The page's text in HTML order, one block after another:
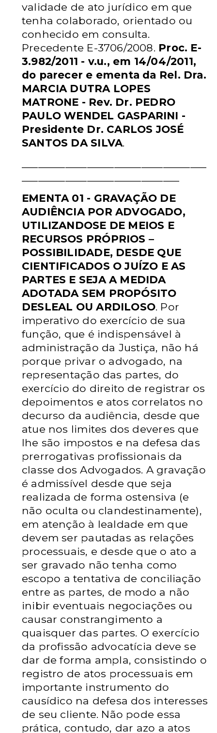
validade de ato jurídico em que
tenha colaborado, orientado ou
conhecido em consulta.
Precedente E-3706/2008. Proc. E-
3.982/2011 - v.u., em 14/04/2011,
do parecer e ementa da Rel. Dra.
MARCIA DUTRA LOPES
MATRONE - Rev. Dr. PEDRO
PAULO WENDEL GASPARINI -
Presidente Dr. CARLOS JOSÉ
SANTOS DA SILVA.
EMENTA 01 - GRAVAÇÃO DE
AUDIÊNCIA POR ADVOGADO,
UTILIZANDOSE DE MEIOS E
RECURSOS PRÓPRIOS –
POSSIBILIDADE, DESDE QUE
CIENTIFICADOS O JUÍZO E AS
PARTES E SEJA A MEDIDA
ADOTADA SEM PROPÓSITO
DESLEAL OU ARDILOSO. Por
imperativo do exercício de sua
função, que é indispensável à
administração da Justiça, não há
porque privar o advogado, na
representação das partes, do
exercício do direito de registrar os
depoimentos e atos correlatos no
decurso da audiência, desde que
atue nos limites dos deveres que
lhe são impostos e na defesa das
prerrogativas profissionais da
classe dos Advogados. A gravação
é admissível desde que seja
realizada de forma ostensiva (e
não oculta ou clandestinamente),
em atenção à lealdade em que
devem ser pautadas as relações
processuais, e desde que o ato a
ser gravado não tenha como
escopo a tentativa de conciliação
entre as partes, de modo a não
inibir eventuais negociações ou
causar constrangimento a
quaisquer das partes. O exercício
da profissão advocatícia deve se
dar de forma ampla, consistindo o
registro de atos processuais em
importante instrumento do
causídico na defesa dos interesses
de seu cliente. Não pode essa
prática, contudo, dar azo a atos